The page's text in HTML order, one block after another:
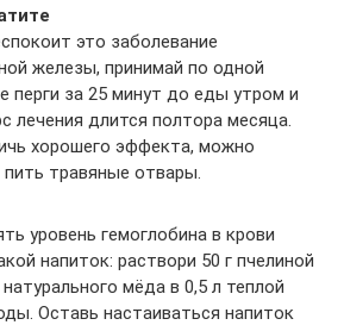
это заболевание
железы, принимай по одной
перги за 25 минут до еды утром и
лечения длится полтора месяца.
хорошего эффекта, можно
пить травяные отвары.
уровень гемоглобина в крови
напиток: раствори 50 г пчелиной
натурального мёда в 0,5 л теплой
Оставь настаиваться напиток